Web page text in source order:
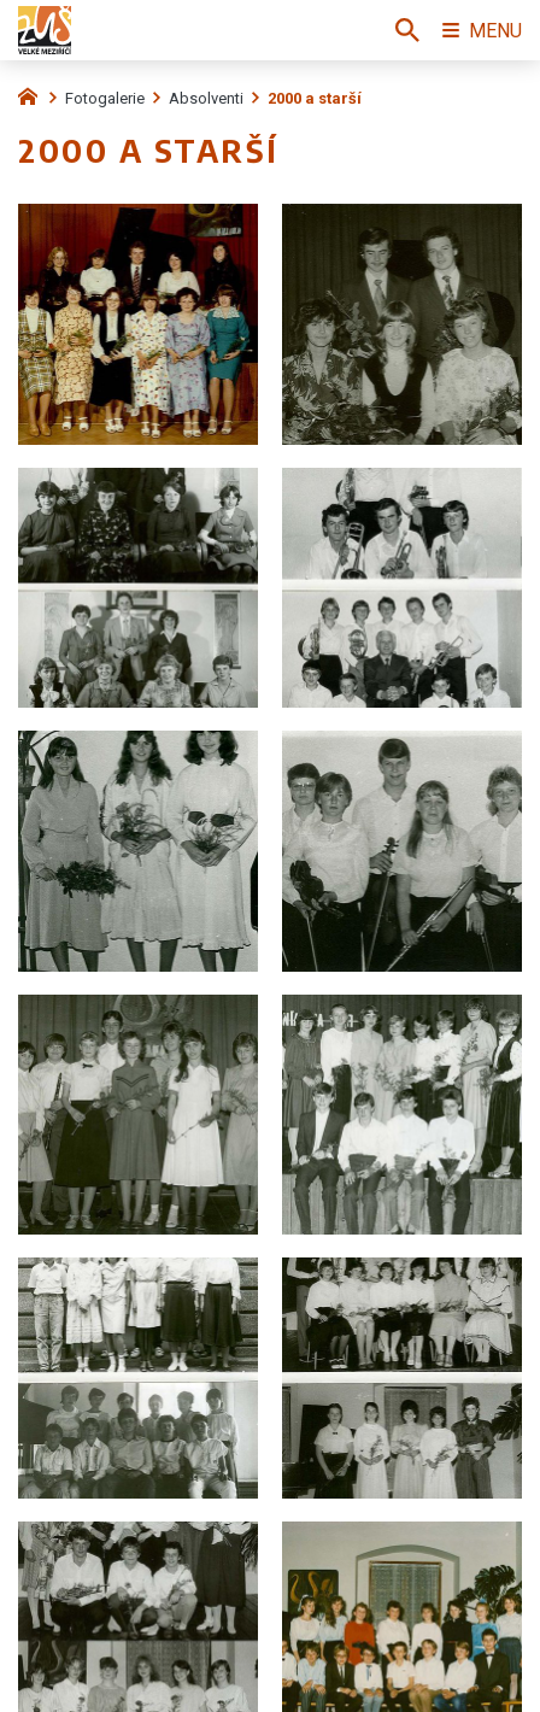
Fotogalerie Absolventi 2000 a starší
2000 A STARŠÍ
MENU